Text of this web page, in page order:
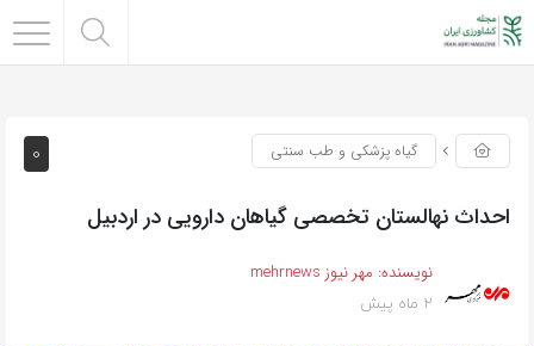
0 گیاه پزشکی و طب سنتی
احداث نهالستان تخصصی گیاهان دارویی در اردبیل
نویسنده: مهر نیوز mehrnews
2 ماه پیش